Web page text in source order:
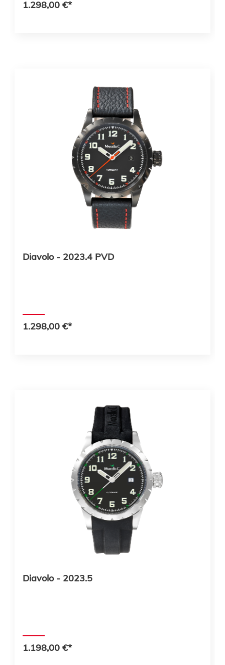
1.298,00 €*
Diavolo - 2023.4 PVD
1.298,00 €*
Diavolo - 2023.5
1.198,00 €*